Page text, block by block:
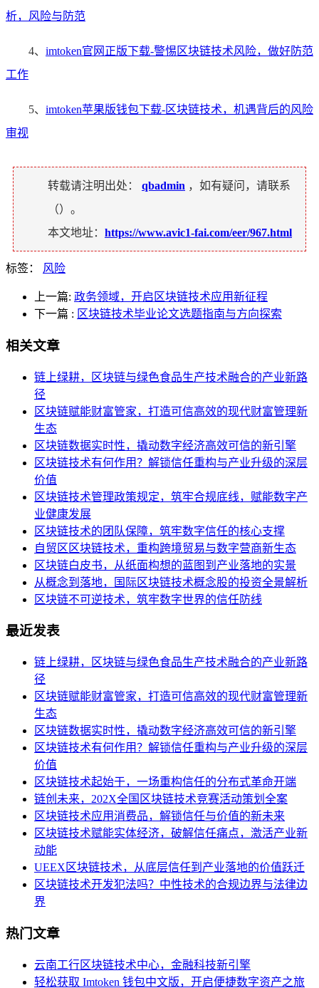
析，风险与防范
4、 imtoken官网正版下载-警惕区块链技术风险，做好防范
工作
5、 imtoken苹果版钱包下载-区块链技术，机遇背后的风险
审视
转载请注明出处： qbadmin ，如有疑问，请联系
（）。
本文地址： https://www.avic1-fai.com/eer/967.html
标签： 风险
上一篇: 政务领域，开启区块链技术应用新征程
下一篇 : 区块链技术毕业论文选题指南与方向探索
相关文章
链上绿耕，区块链与绿色食品生产技术融合的产业新路
径
区块链赋能财富管家，打造可信高效的现代财富管理新
生态
区块链数据实时性，撬动数字经济高效可信的新引擎
区块链技术有何作用？解锁信任重构与产业升级的深层
价值
区块链技术管理政策规定，筑牢合规底线，赋能数字产
业健康发展
区块链技术的团队保障，筑牢数字信任的核心支撑
自贸区区块链技术，重构跨境贸易与数字营商新生态
区块链白皮书，从纸面构想的蓝图到产业落地的实景
从概念到落地，国际区块链技术概念股的投资全景解析
区块链不可逆技术，筑牢数字世界的信任防线
最近发表
链上绿耕，区块链与绿色食品生产技术融合的产业新路
径
区块链赋能财富管家，打造可信高效的现代财富管理新
生态
区块链数据实时性，撬动数字经济高效可信的新引擎
区块链技术有何作用？解锁信任重构与产业升级的深层
价值
区块链技术起始于，一场重构信任的分布式革命开端
链创未来，202X全国区块链技术竞赛活动策划全案
区块链技术应用消费品，解锁信任与价值的新未来
区块链技术赋能实体经济，破解信任痛点，激活产业新
动能
UEEX区块链技术，从底层信任到产业落地的价值跃迁
区块链技术开发犯法吗？中性技术的合规边界与法律边
界
热门文章
云南工行区块链技术中心，金融科技新引擎
轻松获取 Imtoken 钱包中文版，开启便捷数字资产之旅